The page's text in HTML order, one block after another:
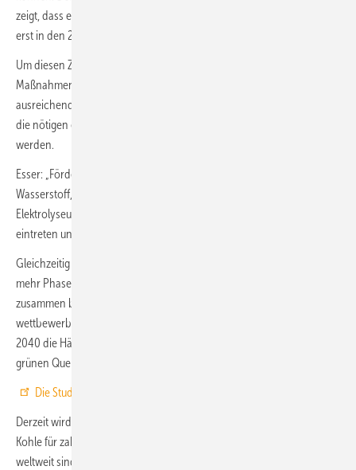
zeigt, dass er rein marktwirtschaftlich, also ohne Anschubförderung,
erst in den 2040er-Jahren wettbewerbsfähig würde.
Um diesen Zeitpunkt vorzuziehen, müssen daher politische
Maßnahmen gesetzt werden, damit in den kommenden Jahren
ausreichend Elektrolyseure und Wasserstoff-Speicher errichtet sowie
die nötigen erneuerbaren Stromerzeugungskapazitäten geschaffen
werden.
Esser: „Fördermechanismen, wie eine Mindestquote für grünen
Wasserstoff, würden bewirken, dass mit dem vermehrten Bau von
Elektrolyseuren Skaleneffekte und technologische Fortschritte
eintreten und so die Investitionskosten sinken.“
Gleichzeitig würde ein stärkerer Ausbau der erneuerbaren Energien zu
mehr Phasen mit niedrigen Strompreisen führen. Esser: „Beides
zusammen bewirkt, dass die Herstellung des grünen Wasserstoffs
wettbewerbsfähig wird. Unter diesen Voraussetzungen könnte schon
2040 die Hälfte und 2050 rund 90 % der Wasserstoffnachfrage aus
grünen Quellen gedeckt werden.
Die Studie als Download.
Derzeit wird Wasserstoff gezielt nahezu ausschließlich aus Erdgas und
Kohle für zahllose Anwendungen in Industrie und Technik hergestellt,
weltweit sind es ca. 70 Mio. t/a. Mit der darin gebundenen